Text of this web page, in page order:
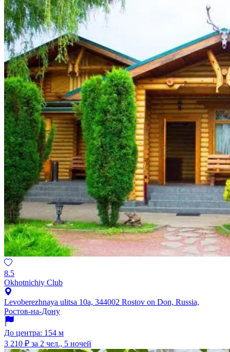
8.5
Okhotnichiy Club
Levoberezhnaya ulitsa 10а, 344002 Rostov on Don, Russia,
Ростов-на-Дону
До центра: 154 м
3 210 ₽ за 2 чел., 5 ночей